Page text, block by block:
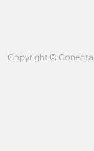
Copyright © Conecta